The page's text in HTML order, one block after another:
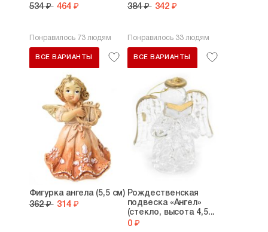
534 ₽ 464 ₽
Понравилось 73 людям
ВСЕ ВАРИАНТЫ
384 ₽ 342 ₽
Понравилось 33 людям
ВСЕ ВАРИАНТЫ
Фигурка ангела (5,5 см)
362 ₽ 314 ₽
Рождественская
подвеска «Ангел»
(стекло, высота 4,5...
0 ₽